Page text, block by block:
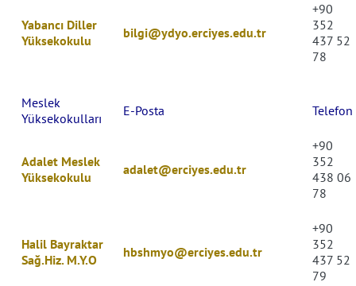
Yabancı Diller
Yüksekokulu
bilgi@ydyo.erciyes.edu.tr
+90
352
437 52
78
Meslek
Yüksekokulları
E-Posta Telefon
Adalet Meslek
Yüksekokulu
adalet@erciyes.edu.tr
+90
352
438 06
78
Halil Bayraktar
Sağ.Hiz. M.Y.O
hbshmyo@erciyes.edu.tr
+90
352
437 52
79